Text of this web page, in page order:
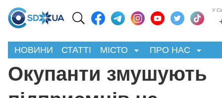
У
НОВИНИ СТАТТІ МІСТО ПРО НАС
Окупанти змушують